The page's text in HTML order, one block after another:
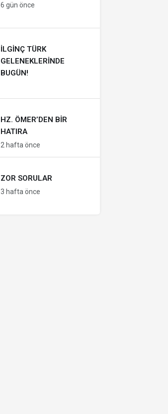
6 gün önce
İLGINÇ TÜRK
GELENEKLERINDE
BUGÜN!
HZ. ÖMER’DEN BIR
HATIRA
2 hafta önce
ZOR SORULAR
3 hafta önce